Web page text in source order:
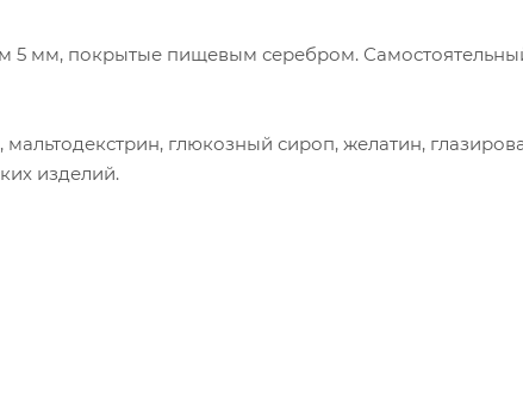
5 мм, покрытые пищевым серебром.
глюкозный сироп, желатин,
изделий.